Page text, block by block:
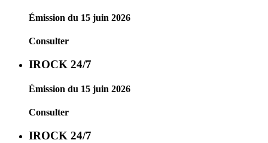
Émission du 15 juin 2026
Consulter
IROCK 24/7
Émission du 15 juin 2026
Consulter
IROCK 24/7